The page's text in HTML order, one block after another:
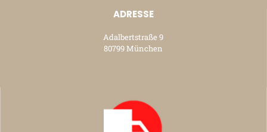
ADRESSE
Adalbertstraße 9
80799 München